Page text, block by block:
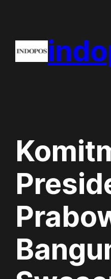
content